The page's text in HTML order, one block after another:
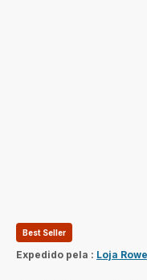
Best Seller
Expedido pela : Loja